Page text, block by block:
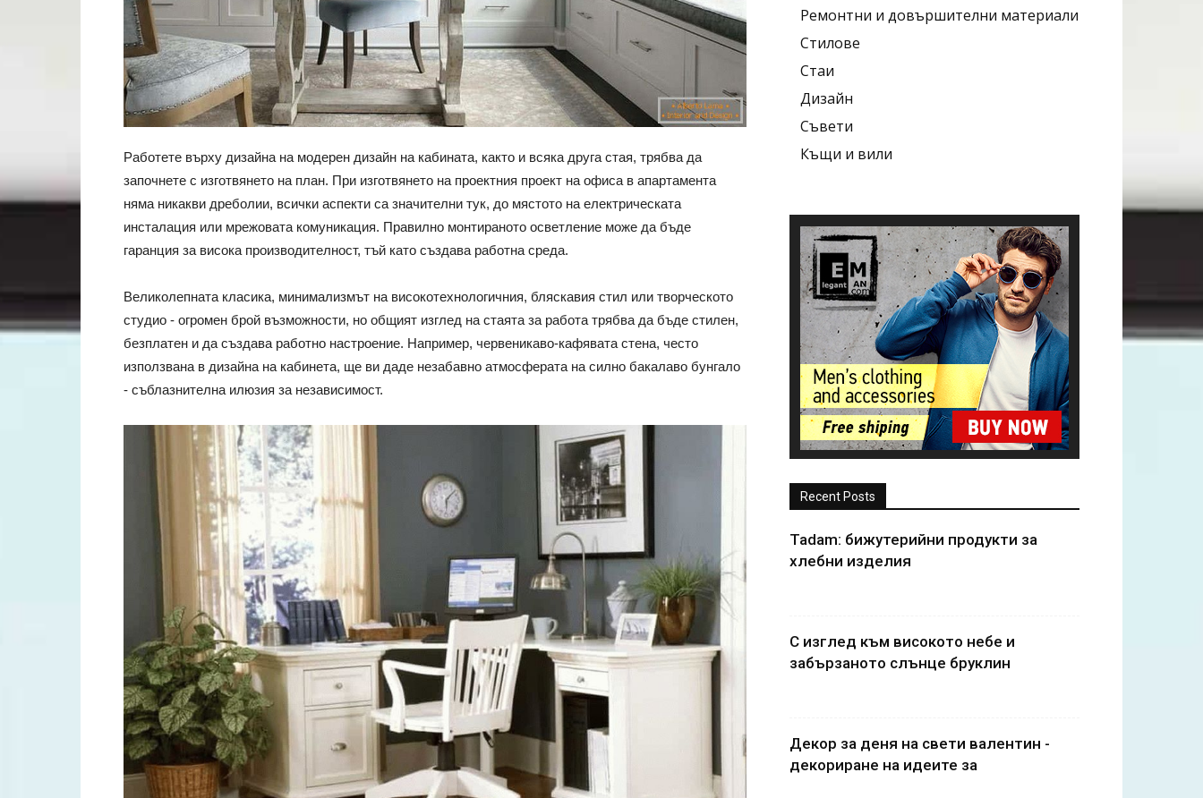
Работете върху дизайна на модерен дизайн на кабината, както и всяка друга стая, трябва да
започнете с изготвянето на план. При изготвянето на проектния проект на офиса в апартамента
няма никакви дреболии, всички аспекти са значителни тук, до мястото на електрическата
инсталация или мрежовата комуникация. Правилно монтираното осветление може да бъде
гаранция за висока производителност, тъй като създава работна среда.
Великолепната класика, минимализмът на високотехнологичния, бляскавия стил или творческото
студио - огромен брой възможности, но общият изглед на стаята за работа трябва да бъде стилен,
безплатен и да създава работно настроение. Например, червеникаво-кафявата стена, често
използвана в дизайна на кабинета, ще ви даде незабавно атмосферата на силно бакалаво бунгало
- съблазнителна илюзия за независимост.
Ремонтни и довършителни материали
Стилове
Стаи
Дизайн
Съвети
Къщи и вили
Recent Posts
Tadam: бижутерийни продукти за
хлебни изделия
С изглед към високото небе и
забързаното слънце бруклин
Декор за деня на свети валентин -
декориране на идеите за